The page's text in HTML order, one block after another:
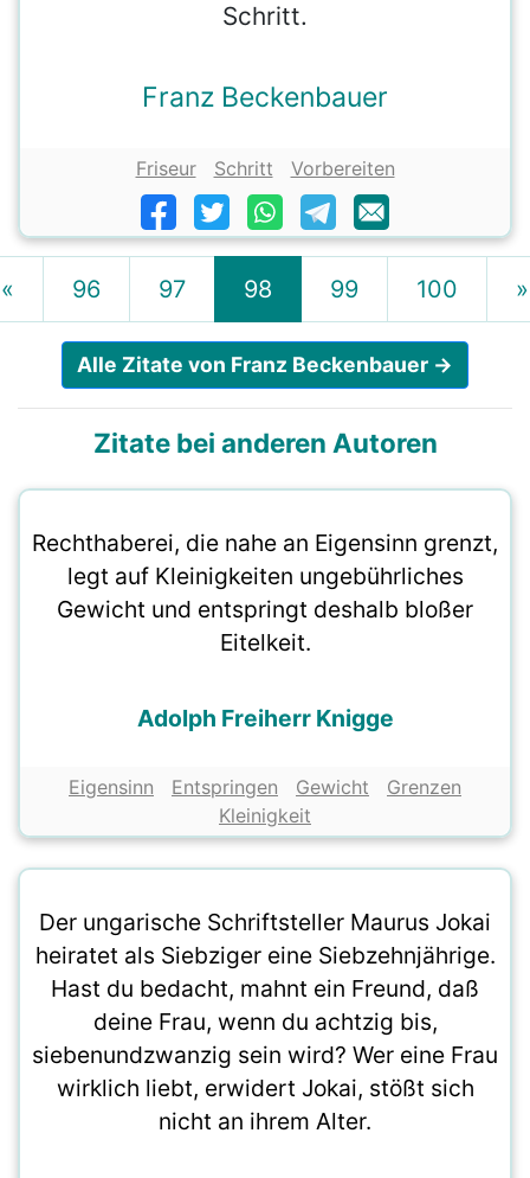
Schritt.
Franz Beckenbauer
Friseur Schritt Vorbereiten
« 96 97 98 99 100 »
Alle Zitate von Franz Beckenbauer →
Zitate bei anderen Autoren
Rechthaberei, die nahe an Eigensinn grenzt,
legt auf Kleinigkeiten ungebührliches
Gewicht und entspringt deshalb bloßer
Eitelkeit.
Adolph Freiherr Knigge
Eigensinn Entspringen Gewicht
Grenzen
Kleinigkeit
Der ungarische Schriftsteller Maurus Jokai
heiratet als Siebziger eine Siebzehnjährige.
Hast du bedacht, mahnt ein Freund, daß
deine Frau, wenn du achtzig bis,
siebenundzwanzig sein wird? Wer eine Frau
wirklich liebt, erwidert Jokai, stößt sich
nicht an ihrem Alter.